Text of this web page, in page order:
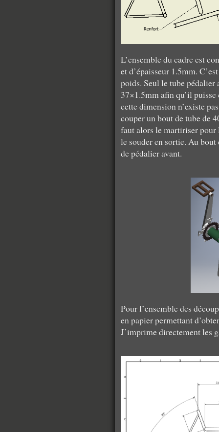
L’ensemble du cadre est
et d’épaisseur 1.5mm.
poids. Seul le tube pédalier
37×1.5mm afin qu’il
cette dimension n’existe
couper un bout de tube de
faut alors le martiriser
le souder en sortie. Au
de pédalier avant.
Pour l’ensemble des
en papier permettant
J’imprime directement les